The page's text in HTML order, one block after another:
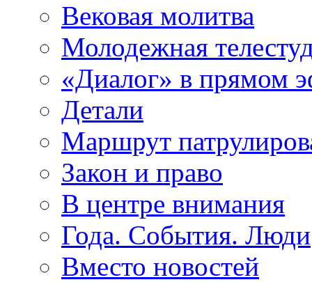
Вековая молитва
Молодежная
«Диалог» в прямом
Детали
Маршрут
Закон и право
В центре внимания
Года. События. Люди
Вместо новостей